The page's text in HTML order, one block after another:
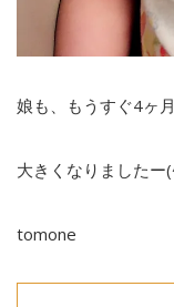
娘も、もうすぐ4ヶ月
大きくなりましたー
tomone